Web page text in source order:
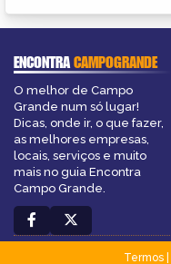
ENCONTRACAMPOGRANDE
O melhor de Campo
Grande num só lugar!
Dicas, onde ir, o que fazer,
as melhores empresas,
locais, serviços e muito
mais no guia Encontra
Campo Grande.
Termos|